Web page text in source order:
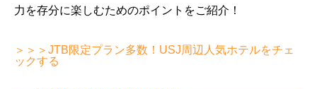
力を存分に楽しむためのポイントをご紹介！
＞＞＞JTB限定プラン多数！USJ周辺人気ホテルをチェ
ックする